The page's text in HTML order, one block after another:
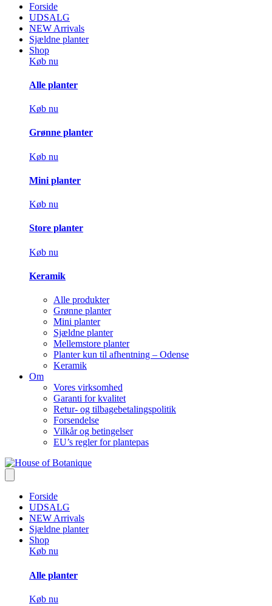
Forside
UDSALG
NEW Arrivals
Sjældne planter
Shop
Køb nu
Alle planter
Køb nu
Grønne planter
Køb nu
Mini planter
Køb nu
Store planter
Køb nu
Keramik
Alle produkter
Grønne planter
Mini planter
Sjældne planter
Mellemstore planter
Planter kun til afhentning – Odense
Keramik
Om
Vores virksomhed
Garanti for kvalitet
Retur- og tilbagebetalingspolitik
Forsendelse
Vilkår og betingelser
EU’s regler for plantepas
Forside
UDSALG
NEW Arrivals
Sjældne planter
Shop
Køb nu
Alle planter
Køb nu